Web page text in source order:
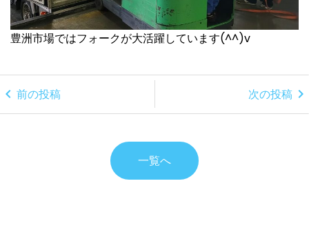
豊洲市場ではフォークが大活躍しています(^^)v
chevron_left 前の投稿 次の投稿 chevron_right
一覧へ